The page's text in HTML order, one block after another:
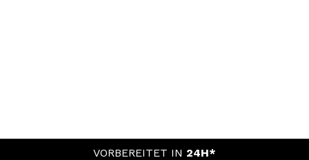
VORBEREITET IN 24H*